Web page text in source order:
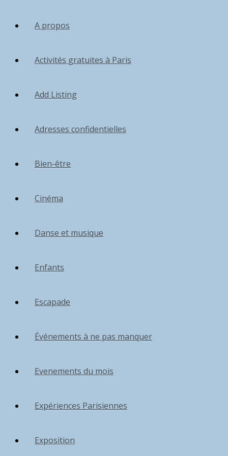
A propos
Activités gratuites à Paris
Add Listing
Adresses confidentielles
Bien-être
Cinéma
Danse et musique
Enfants
Escapade
Événements à ne pas manquer
Evenements du mois
Expériences Parisiennes
Exposition